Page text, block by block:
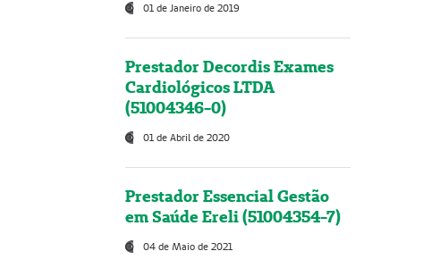
01 de Janeiro de 2019
Prestador Decordis Exames
Cardiológicos LTDA
(51004346-0)
01 de Abril de 2020
Prestador Essencial Gestão
em Saúde Ereli (51004354-7)
04 de Maio de 2021